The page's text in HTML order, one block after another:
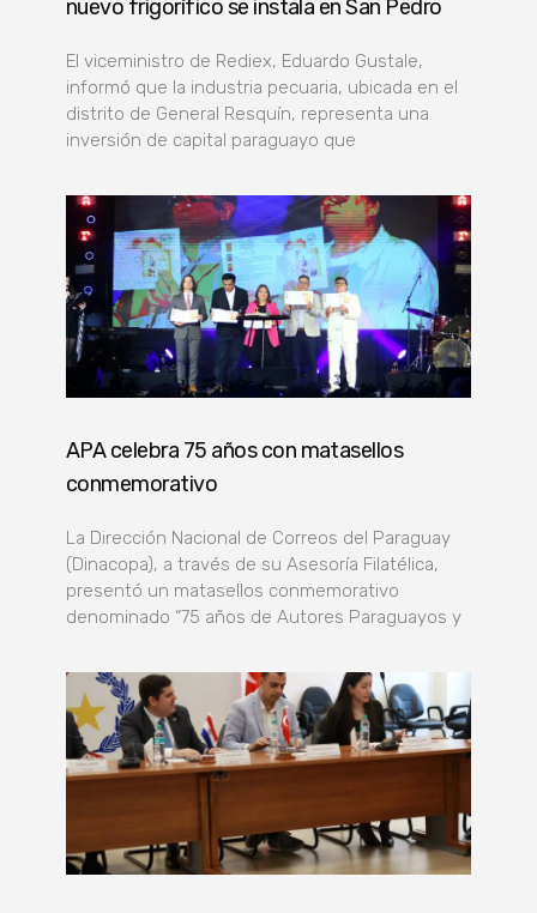
nuevo frigorífico se instala en San Pedro
El viceministro de Rediex, Eduardo Gustale,
informó que la industria pecuaria, ubicada en el
distrito de General Resquín, representa una
inversión de capital paraguayo que
APA celebra 75 años con matasellos
conmemorativo
La Dirección Nacional de Correos del Paraguay
(Dinacopa), a través de su Asesoría Filatélica,
presentó un matasellos conmemorativo
denominado “75 años de Autores Paraguayos y